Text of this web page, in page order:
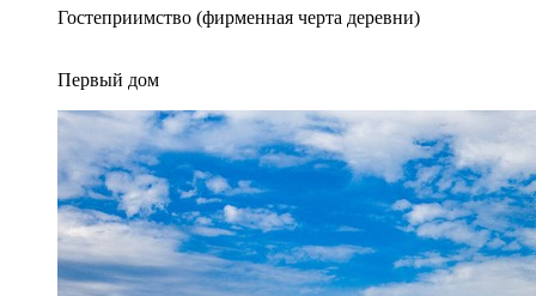
Гостеприимство (фирменная черта деревни)
Первый дом